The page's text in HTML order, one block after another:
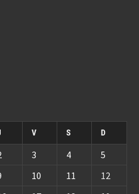
V S D
3 4
5
10 11
12